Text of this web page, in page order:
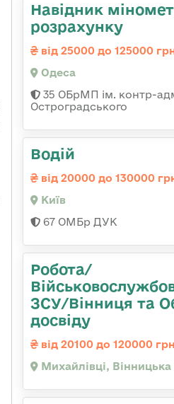
Навідник
розрахунку
від 25000 до 125000
Одеса
35 ОБрМП ім. контр-
Остроградського
Водій
від 20000 до 130000
Київ
67 ОМБр ДУК
Робота/
ЗСУ/Вінниця та
досвіду
від 20100 до 120000 грн
Михайлівці, Вінницька